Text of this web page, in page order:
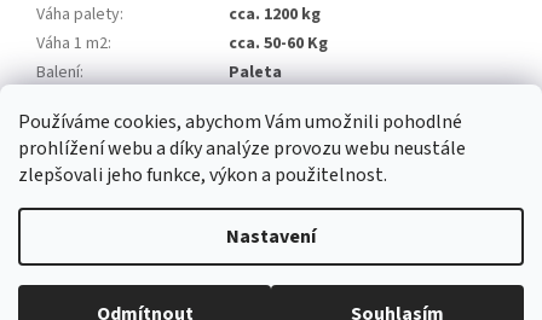
Používáme cookies, abychom Vám umožnili pohodlné
prohlížení webu a díky analýze provozu webu neustále
zlepšovali jeho funkce, výkon a použitelnost.
Nastavení
Odmítnout Souhlasím
Váha palety:
cca. 1200 kg
Váha 1 m2:
cca. 50-60 Kg
Balení:
Paleta
Copyright 2026Dolfi Stone. Všechna práva vyhrazena.Upravit